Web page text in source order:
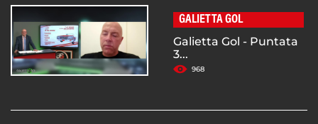
GALIETTA GOL
Galietta Gol - Puntata
3...
968